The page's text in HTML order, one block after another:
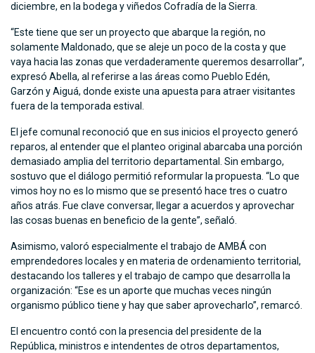
diciembre, en la bodega y viñedos Cofradía de la Sierra.
“Este tiene que ser un proyecto que abarque la región, no
solamente Maldonado, que se aleje un poco de la costa y que
vaya hacia las zonas que verdaderamente queremos desarrollar”,
expresó Abella, al referirse a las áreas como Pueblo Edén,
Garzón y Aiguá, donde existe una apuesta para atraer visitantes
fuera de la temporada estival.
El jefe comunal reconoció que en sus inicios el proyecto generó
reparos, al entender que el planteo original abarcaba una porción
demasiado amplia del territorio departamental. Sin embargo,
sostuvo que el diálogo permitió reformular la propuesta. “Lo que
vimos hoy no es lo mismo que se presentó hace tres o cuatro
años atrás. Fue clave conversar, llegar a acuerdos y aprovechar
las cosas buenas en beneficio de la gente”, señaló.
Asimismo, valoró especialmente el trabajo de AMBÁ con
emprendedores locales y en materia de ordenamiento territorial,
destacando los talleres y el trabajo de campo que desarrolla la
organización: “Ese es un aporte que muchas veces ningún
organismo público tiene y hay que saber aprovecharlo”, remarcó.
El encuentro contó con la presencia del presidente de la
República, ministros e intendentes de otros departamentos,